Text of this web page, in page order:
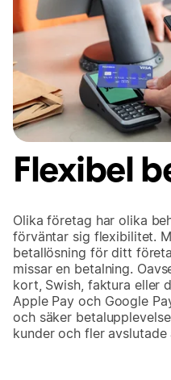
Flexibel
Olika företag har olika
förväntar sig flexibilitet.
betallösning för ditt
missar en betalning.
kort, Swish, faktura eller
Apple Pay och Google
och säker
kunder och fler avslutade